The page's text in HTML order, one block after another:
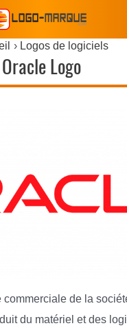
Logos de logiciels
Oracle Logo
commerciale de la
du matériel et des